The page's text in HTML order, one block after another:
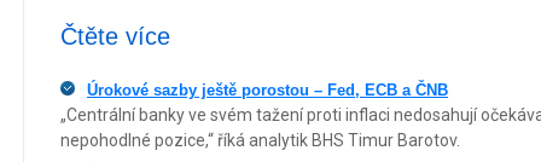
Čtěte více
Úrokové sazby ještě porostou – Fed, ECB a ČNB
„Centrální banky ve svém tažení proti inflaci nedosahují
nepohodlné pozice,“ říká analytik BHS Timur Barotov.